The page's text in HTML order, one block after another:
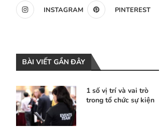
INSTAGRAM PINTEREST
BÀI VIẾT GẦN ĐÂY
1 số vị trí và vai trò
trong tổ chức sự kiện